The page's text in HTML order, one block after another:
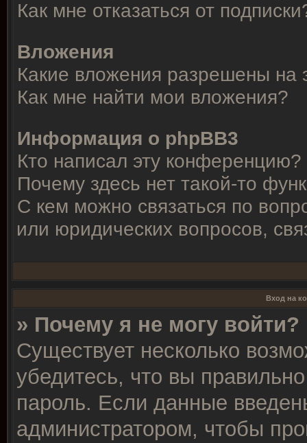
Как мне отказаться от
Вложения
Какие вложения разрешены на
Как мне найти мои вложения?
Информация о phpBB3
Кто написал эту конференцию?
Почему здесь нет такой-то
С кем можно связаться по
или юридических вопросов,
Вход на
» Почему я не могу войти?
Существует несколько
убедитесь, что вы
пароль. Если данные
администратором, чтобы